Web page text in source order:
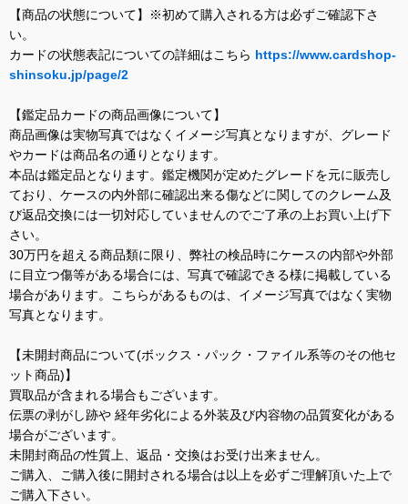
【商品の状態について】※初めて購入される方は必ずご確認下さ
い。
カードの状態表記についての詳細はこちら https://www.cardshop-
shinsoku.jp/page/2
【鑑定品カードの商品画像について】
商品画像は実物写真ではなくイメージ写真となりますが、グレード
やカードは商品名の通りとなります。
本品は鑑定品となります。鑑定機関が定めたグレードを元に販売し
ており、ケースの内外部に確認出来る傷などに関してのクレーム及
び返品交換には一切対応していませんのでご了承の上お買い上げ下
さい。
30万円を超える商品類に限り、弊社の検品時にケースの内部や外部
に目立つ傷等がある場合には、写真で確認できる様に掲載している
場合があります。こちらがあるものは、イメージ写真ではなく実物
写真となります。
【未開封商品について(ボックス・パック・ファイル系等のその他セ
ット商品)】
買取品が含まれる場合もございます。
伝票の剥がし跡や 経年劣化による外装及び内容物の品質変化がある
場合がございます。
未開封商品の性質上、返品・交換はお受け出来ません。
ご購入、ご購入後に開封される場合は以上を必ずご理解頂いた上で
ご購入下さい。